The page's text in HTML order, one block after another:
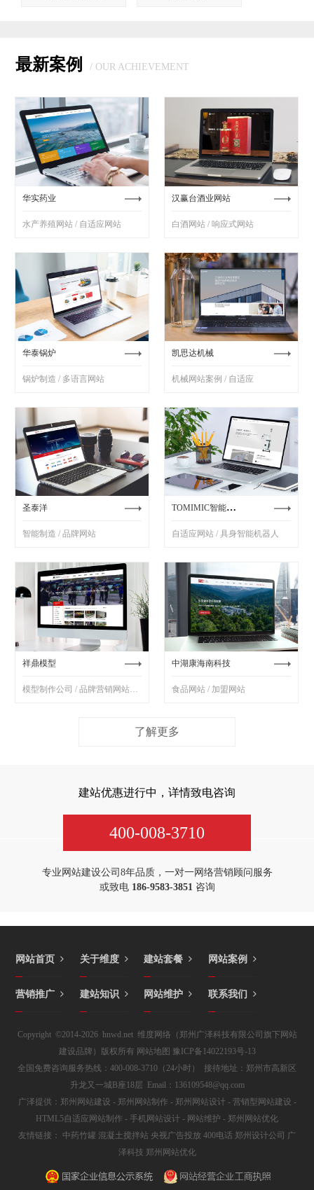
最新案例 / OUR ACHIEVEMENT
华实药业
水产养殖网站 / 自适应网站
汉赢台酒业网站
白酒网站 / 响应式网站
华泰锅炉
锅炉制造 / 多语言网站
凯思达机械
机械网站案例 / 自适应
圣泰洋
智能制造 / 品牌网站
TOMIMIC智能机器人
自适应网站 / 具身智能机器人
祥鼎模型 中湖康海南科技
食品网站 / 加盟网站
了解更多
建站优惠进行中，详情致电咨询
400-008-3710
专业网站建设公司8年品质，一对一网络营销顾问服务
或致电 186-9583-3851咨询
网站首页 关于维度 建站套餐 网站案例
营销推广 建站知识 网站维护 联系我们
Copyright ©2014-2026 hnwd.net 维度网络（郑州广泽科技有限公司旗下网站
建设品牌）版权所有 网站地图 豫ICP备14022193号-13
全国免费咨询服务热线：400-008-3710（24小时） 接待地址：郑州市高新区
升龙又一城B座18层 Email：136109548@qq.com
广泽提供： 郑州网站建设 - 郑州网站制作 - 郑州网站设计- 营销型网站建设 -
HTML5自适应网站制作 - 手机网站设计 - 网站维护 - 郑州网站优化
友情链接： 中药竹罐 混凝土搅拌站 央视广告投放 400电话 郑州设计公司 广
泽科技 郑州网站优化